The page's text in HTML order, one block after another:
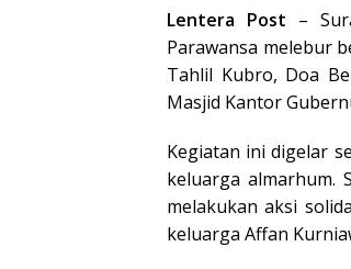
Lentera Post –
Parawansa melebur
Tahlil Kubro, Doa
Masjid Kantor
Kegiatan ini digelar
keluarga almarhum.
melakukan aksi
keluarga Affan